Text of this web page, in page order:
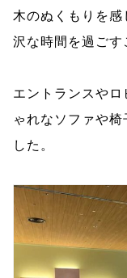
木のぬくもりを
沢な時間を過ごす
エントランスや
ゃれなソファや
した。